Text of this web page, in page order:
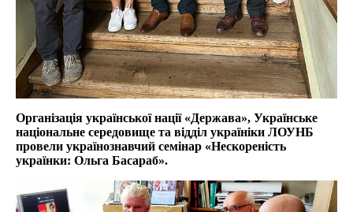
Організація української нації «Держава», Українське
національне середовище та відділ україніки ЛОУНБ
провели українознавчий семінар «Нескореність
українки: Ольга Басараб».